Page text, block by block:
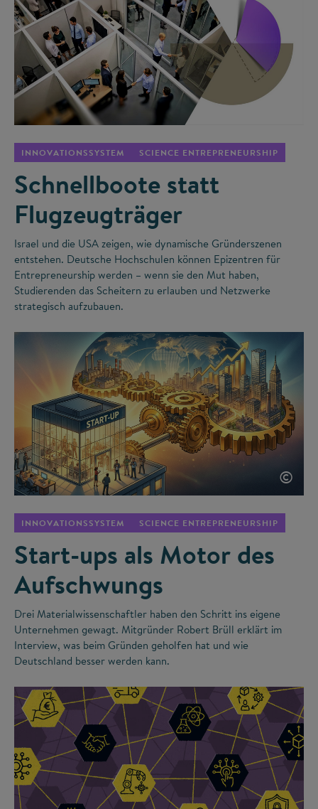
INNOVATIONSSYSTEM SCIENCE ENTREPRENEURSHIP
Schnellboote statt
Flugzeugträger
Israel und die USA zeigen, wie dynamische Gründerszenen
entstehen. Deutsche Hochschulen können Epizentren für
Entrepreneurship werden – wenn sie den Mut haben,
Studierenden das Scheitern zu erlauben und Netzwerke
strategisch aufzubauen.
©
INNOVATIONSSYSTEM SCIENCE ENTREPRENEURSHIP
Start-ups als Motor des
Aufschwungs
Drei Materialwissenschaftler haben den Schritt ins eigene
Unternehmen gewagt. Mitgründer Robert Brüll erklärt im
Interview, was beim Gründen geholfen hat und wie
Deutschland besser werden kann.